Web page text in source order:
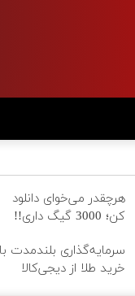
هرچقدر می‌خوای دانلود
کن؛ 3000 گیگ داری!!
سرمایه‌گذاری بلندمدت با
خرید طلا از دیجی‌کالا